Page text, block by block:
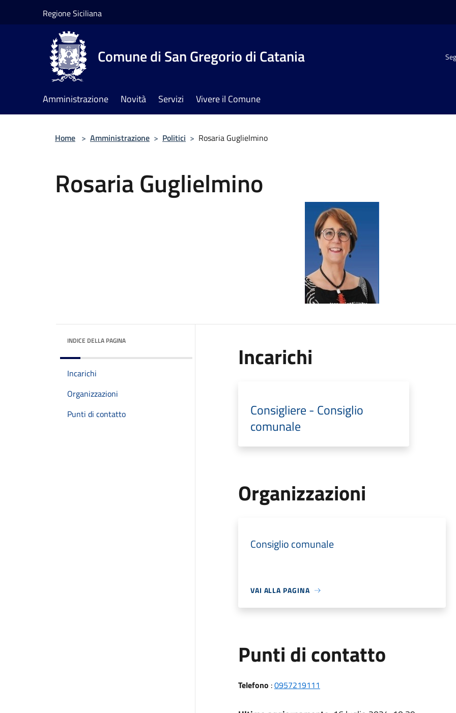
Regione Siciliana
Comune di San Gregorio di Catania
Amministrazione Novità Servizi Vivere il Comune
Home > Amministrazione > Politici > Rosaria Guglielmino
Rosaria Guglielmino
INDICE DELLA PAGINA
Incarichi
Organizzazioni
Punti di contatto
Incarichi
Consigliere - Consiglio
comunale
Organizzazioni
Consiglio comunale
VAI ALLA PAGINA
Punti di contatto
Telefono :0957219111